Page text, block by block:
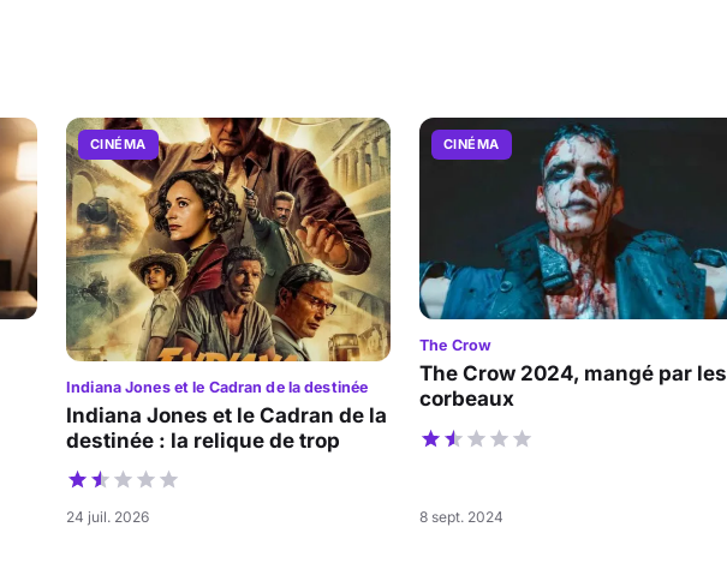
CINÉMA
Indiana Jones et le Cadran de la destinée
Indiana Jones et le Cadran de la
destinée : la relique de trop
24 juil. 2026
CINÉMA
The Crow
The Crow 2024, mangé par les
corbeaux
8 sept. 2024